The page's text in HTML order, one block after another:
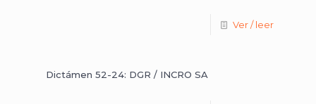
Ver / leer
Dictámen 52-24: DGR / INCRO SA